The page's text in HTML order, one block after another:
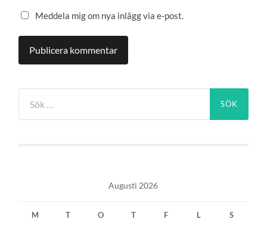
Meddela mig om nya inlägg via e-post.
efter:
Augusti 2026
M T O T F L S